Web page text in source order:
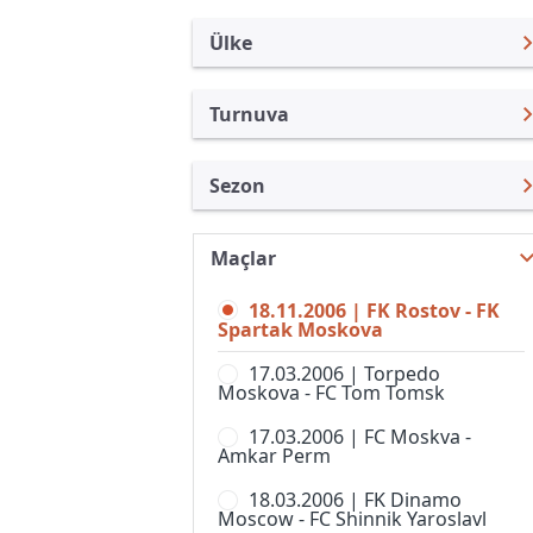
Ülke
Rusya
Türkiye
Uluslararası
Uluslararası Kulüpler
Turkiye
İngiltere
Almanya Amatör
Fransa
Turnuva
Rusya Kupası
Süper Kupa
2. Liga, Division A
2. Liga, Division B, Grup 1
2. Liga, Division B, Grup 3
2. Liga, Division B, Grup 4
Sezon
Premier Lig 26/27
Premier Lig 25/26
Premier Lig 24/25
Premier Lig 23/24
Premier Lig 22/23
Premier Lig 21/22
Maçlar
18.11.2006 | FK Rostov - FK
Spartak Moskova
17.03.2006 | Torpedo
Moskova - FC Tom Tomsk
17.03.2006 | FC Moskva -
Amkar Perm
18.03.2006 | FK Dinamo
Moscow - FC Shinnik Yaroslavl